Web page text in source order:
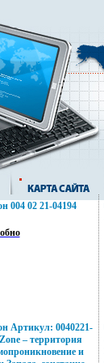
004 02 21-04194
Артикул: 0040221-
– территория
и